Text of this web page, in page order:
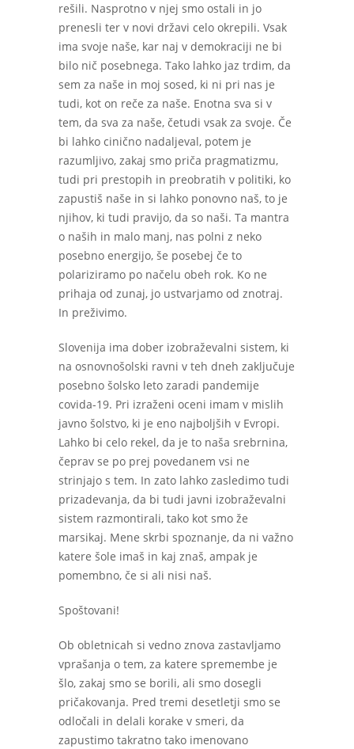
rešili. Nasprotno v njej smo ostali in jo
prenesli ter v novi državi celo okrepili. Vsak
ima svoje naše, kar naj v demokraciji ne bi
bilo nič posebnega. Tako lahko jaz trdim, da
sem za naše in moj sosed, ki ni pri nas je
tudi, kot on reče za naše. Enotna sva si v
tem, da sva za naše, četudi vsak za svoje. Če
bi lahko cinično nadaljeval, potem je
razumljivo, zakaj smo priča pragmatizmu,
tudi pri prestopih in preobratih v politiki, ko
zapustiš naše in si lahko ponovno naš, to je
njihov, ki tudi pravijo, da so naši. Ta mantra
o naših in malo manj, nas polni z neko
posebno energijo, še posebej če to
polariziramo po načelu obeh rok. Ko ne
prihaja od zunaj, jo ustvarjamo od znotraj.
In preživimo.
Slovenija ima dober izobraževalni sistem, ki
na osnovnošolski ravni v teh dneh zaključuje
posebno šolsko leto zaradi pandemije
covida-19. Pri izraženi oceni imam v mislih
javno šolstvo, ki je eno najboljših v Evropi.
Lahko bi celo rekel, da je to naša srebrnina,
čeprav se po prej povedanem vsi ne
strinjajo s tem. In zato lahko zasledimo tudi
prizadevanja, da bi tudi javni izobraževalni
sistem razmontirali, tako kot smo že
marsikaj. Mene skrbi spoznanje, da ni važno
katere šole imaš in kaj znaš, ampak je
pomembno, če si ali nisi naš.
Spoštovani!
Ob obletnicah si vedno znova zastavljamo
vprašanja o tem, za katere spremembe je
šlo, zakaj smo se borili, ali smo dosegli
pričakovanja. Pred tremi desetletji smo se
odločali in delali korake v smeri, da
zapustimo takratno tako imenovano